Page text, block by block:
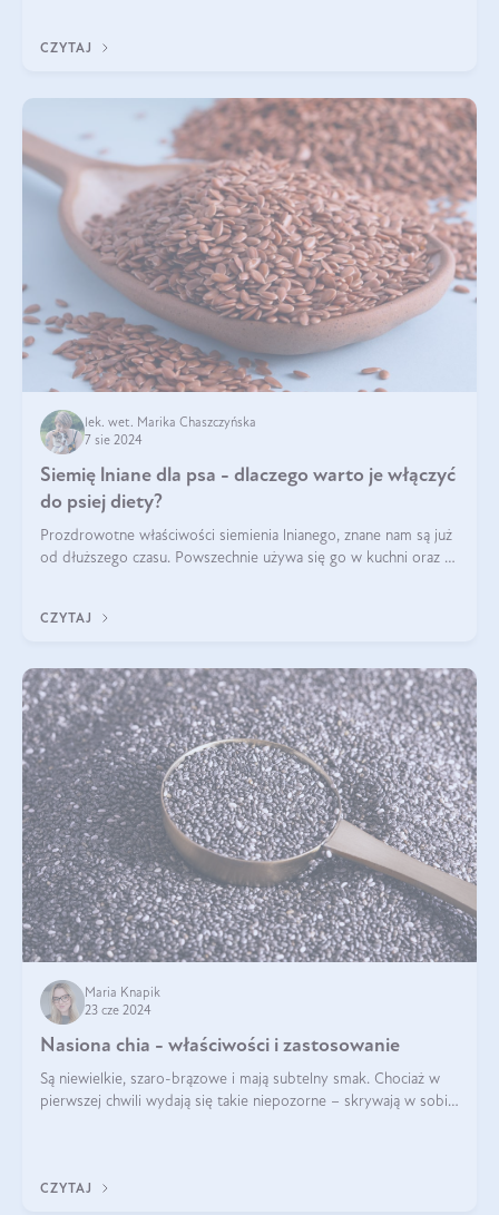
CZYTAJ
lek. wet. Marika Chaszczyńska
7 sie 2024
Siemię lniane dla psa - dlaczego warto je włączyć
do psiej diety?
Prozdrowotne właściwości siemienia lnianego, znane nam są już
od dłuższego czasu. Powszechnie używa się go w kuchni oraz w
CZYTAJ
Maria Knapik
23 cze 2024
Nasiona chia - właściwości i zastosowanie
Są niewielkie, szaro-brązowe i mają subtelny smak. Chociaż w
pierwszej chwili wydają się takie niepozorne – skrywają w sobie
CZYTAJ